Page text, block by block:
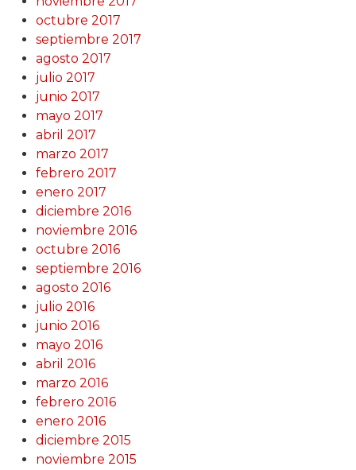
octubre 2017
septiembre 2017
agosto 2017
julio 2017
junio 2017
mayo 2017
abril 2017
marzo 2017
febrero 2017
enero 2017
diciembre 2016
noviembre 2016
octubre 2016
septiembre 2016
agosto 2016
julio 2016
junio 2016
mayo 2016
abril 2016
marzo 2016
febrero 2016
enero 2016
diciembre 2015
noviembre 2015